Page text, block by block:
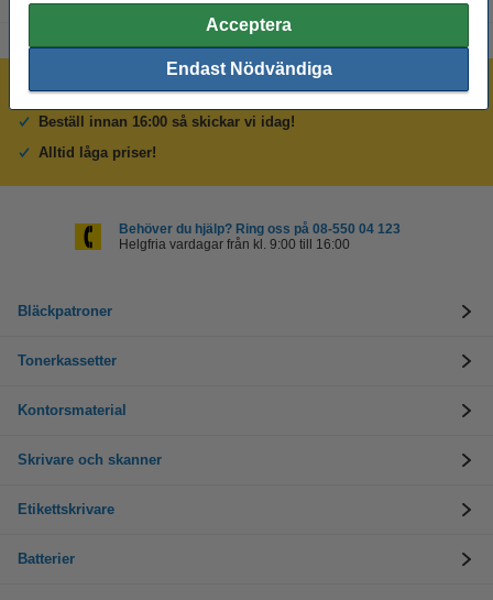
Acceptera
Endast Nödvändiga
Mer än 300.000 kunder!
Beställ innan 16:00 så skickar vi idag!
Alltid låga priser!
Behöver du hjälp? Ring oss på 08-550 04 123
Helgfria vardagar från kl. 9:00 till 16:00
Bläckpatroner
Tonerkassetter
Kontorsmaterial
Skrivare och skanner
Etikettskrivare
Batterier